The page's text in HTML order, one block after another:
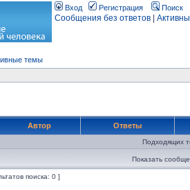
Вход Регистрация Поиск
Сообщения без ответов
темы
Автор Ответы
Подходящих
Показать
поиска: 0 ]